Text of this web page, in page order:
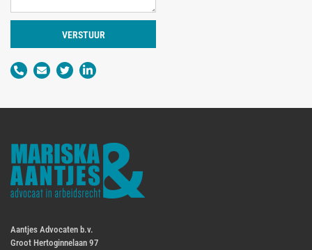
VERSTUUR
Aantjes Advocaten b.v.
Groot Hertoginnelaan 97